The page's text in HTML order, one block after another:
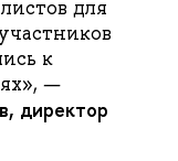
для
к
—
директор